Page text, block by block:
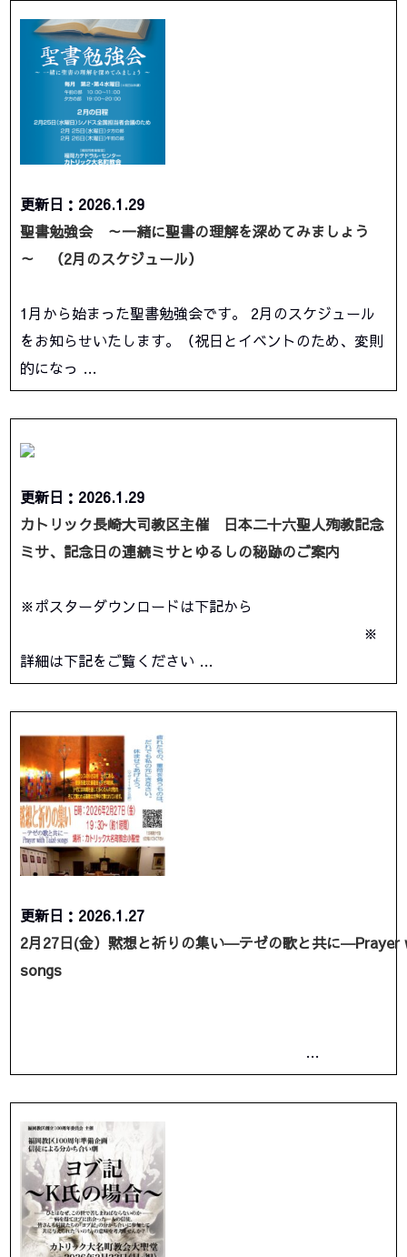
更新日：2026.1.29
聖書勉強会 ～一緒に聖書の理解を深めてみましょう
～ （2月のスケジュール）
1月から始まった聖書勉強会です。 2月のスケジュール
をお知らせいたします。（祝日とイベントのため、変則
的になっ …
更新日：2026.1.29
カトリック長崎大司教区主催 日本二十六聖人殉教記念
ミサ、記念日の連続ミサとゆるしの秘跡のご案内
※ポスターダウンロードは下記から
※
詳細は下記をご覧ください …
更新日：2026.1.27
2月27日(金）黙想と祈りの集い―テゼの歌と共に
songs
…